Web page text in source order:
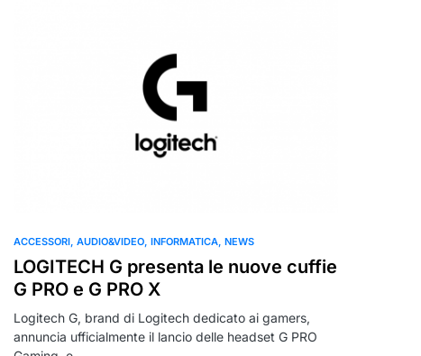
ACCESSORI AUDIO&VIDEO INFORMATICA NEWS
LOGITECH G presenta le nuove cuffie
G PRO e G PRO X
Logitech G, brand di Logitech dedicato ai gamers,
annuncia ufficialmente il lancio delle headset G PRO